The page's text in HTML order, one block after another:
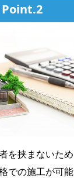
Point.2
を挟まないため
での施工が可能